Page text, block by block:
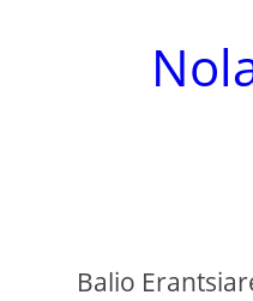
Balio